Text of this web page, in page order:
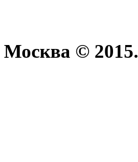
Москва © 2015.